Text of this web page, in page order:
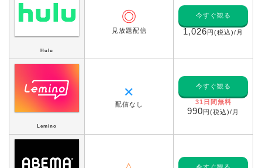
Hulu
◎
見放題配信
今すぐ観る
1,026円(税込)/月
Lemino
✕
配信なし
今すぐ観る
31日間無料
990円(税込)/月